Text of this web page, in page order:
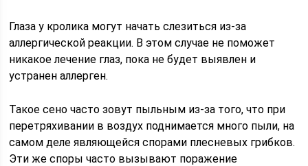
Глаза у кролика могут начать слезиться из-за
аллергической реакции. В этом случае не поможет
никакое лечение глаз, пока не будет выявлен и
устранен аллерген.
Такое сено часто зовут пыльным из-за того, что при
перетряхивании в воздух поднимается много пыли, на
самом деле являющейся спорами плесневых грибков.
Эти же споры часто вызывают поражение